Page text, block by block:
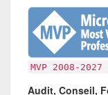
MVP 2008-2027
Audit, Conseil,